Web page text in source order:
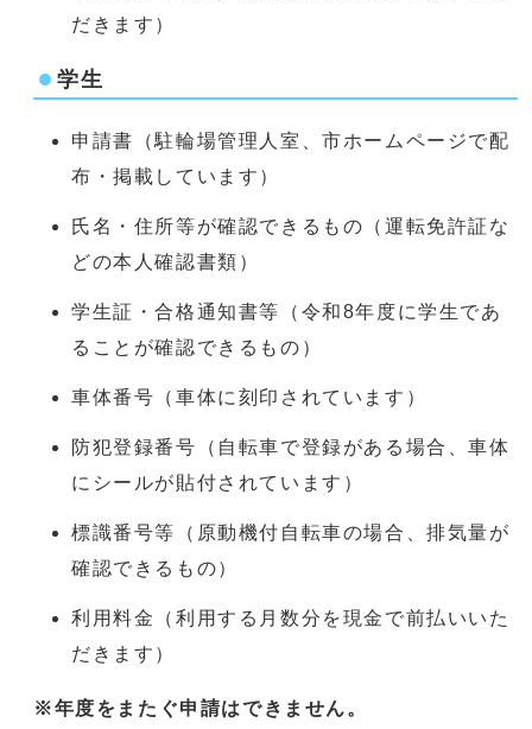
だきます）
学生
申請書（駐輪場管理人室、市ホームページで配
布・掲載しています）
氏名・住所等が確認できるもの（運転免許証な
どの本人確認書類）
学生証・合格通知書等（令和8年度に学生であ
ることが確認できるもの）
車体番号（車体に刻印されています）
防犯登録番号（自転車で登録がある場合、車体
にシールが貼付されています）
標識番号等（原動機付自転車の場合、排気量が
確認できるもの）
利用料金（利用する月数分を現金で前払いいた
だきます）
※年度をまたぐ申請はできません。